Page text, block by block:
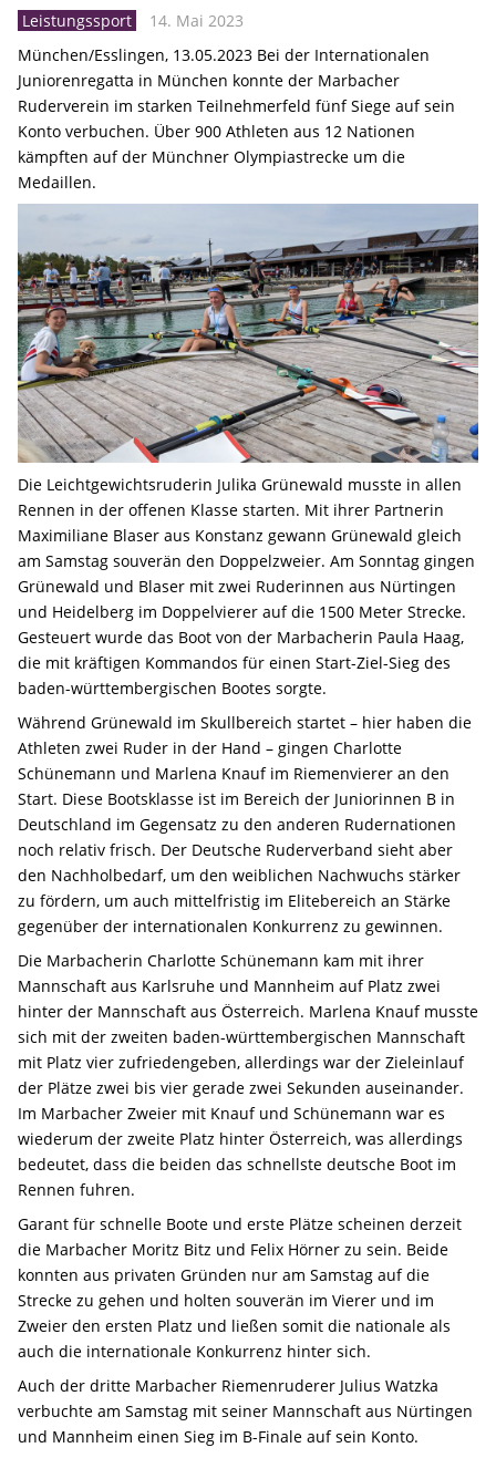
Leistungssport
14. Mai 2023
München/Esslingen, 13.05.2023 Bei der Internationalen
Juniorenregatta in München konnte der Marbacher
Ruderverein im starken Teilnehmerfeld fünf Siege auf sein
Konto verbuchen. Über 900 Athleten aus 12 Nationen
kämpften auf der Münchner Olympiastrecke um die
Medaillen.
Die Leichtgewichtsruderin Julika Grünewald musste in allen
Rennen in der offenen Klasse starten. Mit ihrer Partnerin
Maximiliane Blaser aus Konstanz gewann Grünewald gleich
am Samstag souverän den Doppelzweier. Am Sonntag gingen
Grünewald und Blaser mit zwei Ruderinnen aus Nürtingen
und Heidelberg im Doppelvierer auf die 1500 Meter Strecke.
Gesteuert wurde das Boot von der Marbacherin Paula Haag,
die mit kräftigen Kommandos für einen Start-Ziel-Sieg des
baden-württembergischen Bootes sorgte.
Während Grünewald im Skullbereich startet – hier haben die
Athleten zwei Ruder in der Hand – gingen Charlotte
Schünemann und Marlena Knauf im Riemenvierer an den
Start. Diese Bootsklasse ist im Bereich der Juniorinnen B in
Deutschland im Gegensatz zu den anderen Rudernationen
noch relativ frisch. Der Deutsche Ruderverband sieht aber
den Nachholbedarf, um den weiblichen Nachwuchs stärker
zu fördern, um auch mittelfristig im Elitebereich an Stärke
gegenüber der internationalen Konkurrenz zu gewinnen.
Die Marbacherin Charlotte Schünemann kam mit ihrer
Mannschaft aus Karlsruhe und Mannheim auf Platz zwei
hinter der Mannschaft aus Österreich. Marlena Knauf musste
sich mit der zweiten baden-württembergischen Mannschaft
mit Platz vier zufriedengeben, allerdings war der Zieleinlauf
der Plätze zwei bis vier gerade zwei Sekunden auseinander.
Im Marbacher Zweier mit Knauf und Schünemann war es
wiederum der zweite Platz hinter Österreich, was allerdings
bedeutet, dass die beiden das schnellste deutsche Boot im
Rennen fuhren.
Garant für schnelle Boote und erste Plätze scheinen derzeit
die Marbacher Moritz Bitz und Felix Hörner zu sein. Beide
konnten aus privaten Gründen nur am Samstag auf die
Strecke zu gehen und holten souverän im Vierer und im
Zweier den ersten Platz und ließen somit die nationale als
auch die internationale Konkurrenz hinter sich.
Auch der dritte Marbacher Riemenruderer Julius Watzka
verbuchte am Samstag mit seiner Mannschaft aus Nürtingen
und Mannheim einen Sieg im B-Finale auf sein Konto.